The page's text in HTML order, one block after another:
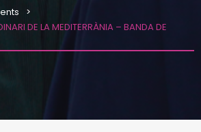
DE LA MEDITERRÀNIA – BANDA DE